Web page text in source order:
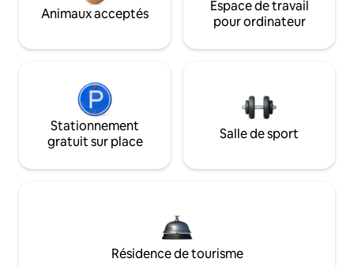
Animaux acceptés
Espace de travail
pour ordinateur
Stationnement
gratuit sur place
Salle de sport
Résidence de tourisme